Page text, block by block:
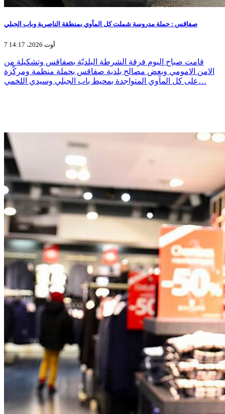
صفاقس : حملة مدروسة شملت كل المآوي بمنطقة الناصرية وباب الجبلي
7 أوت 2026، 14:17
قامت صباح اليوم فرقة الشرطة البلديّة بصفاقس وتشكيلة من
الامن الامومي وبعض مصالح بلدية صفاقس بحملة منظمة ومركّزة
على كل المآوي المتواجدة بمحيط باب الجبلي وسيدي اللخمي…